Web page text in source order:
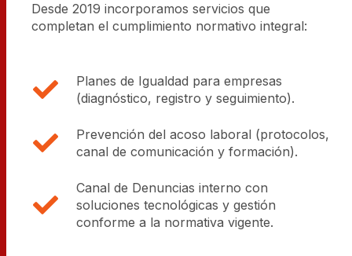
Desde 2019 incorporamos servicios que
completan el cumplimiento normativo integral:
Planes de Igualdad para empresas
(diagnóstico, registro y seguimiento).
Prevención del acoso laboral (protocolos,
canal de comunicación y formación).
Canal de Denuncias interno con
soluciones tecnológicas y gestión
conforme a la normativa vigente.